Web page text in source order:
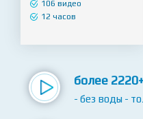
проектирования на
Python